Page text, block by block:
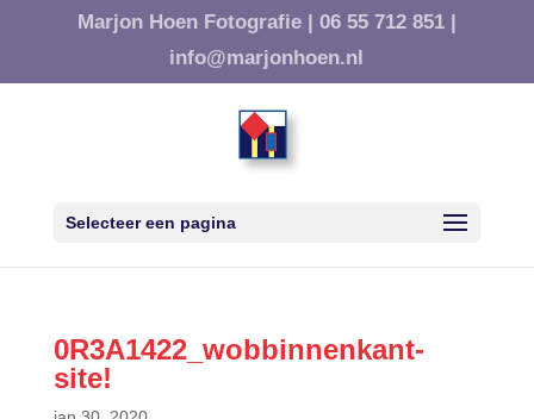
Marjon Hoen Fotografie | 06 55 712 851 |
info@marjonhoen.nl
Selecteer een pagina
0R3A1422_wobbinnenkant-
site!